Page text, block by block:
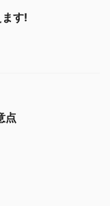
す!
点